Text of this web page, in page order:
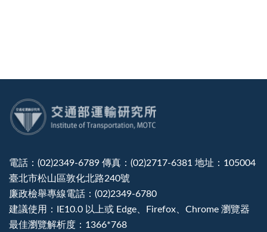
電話：(02)2349-6789 傳真：(02)2717-6381 地址：105004
臺北市松山區敦化北路240號
廉政檢舉專線電話：(02)2349-6780
建議使用：IE10.0 以上或 Edge、Firefox、Chrome 瀏覽器
最佳瀏覽解析度：1366*768